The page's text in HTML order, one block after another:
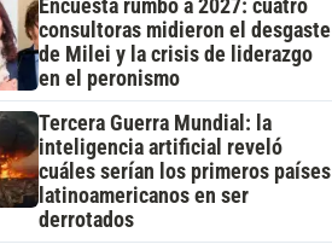
Encuesta rumbo a 2027: cuatro
consultoras midieron el desgaste
de Milei y la crisis de liderazgo
en el peronismo
Tercera Guerra Mundial: la
inteligencia artificial reveló
cuáles serían los primeros países
latinoamericanos en ser
derrotados